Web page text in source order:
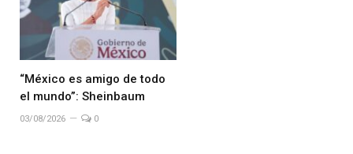
“México es amigo de todo
el mundo”: Sheinbaum
03/08/2026 0